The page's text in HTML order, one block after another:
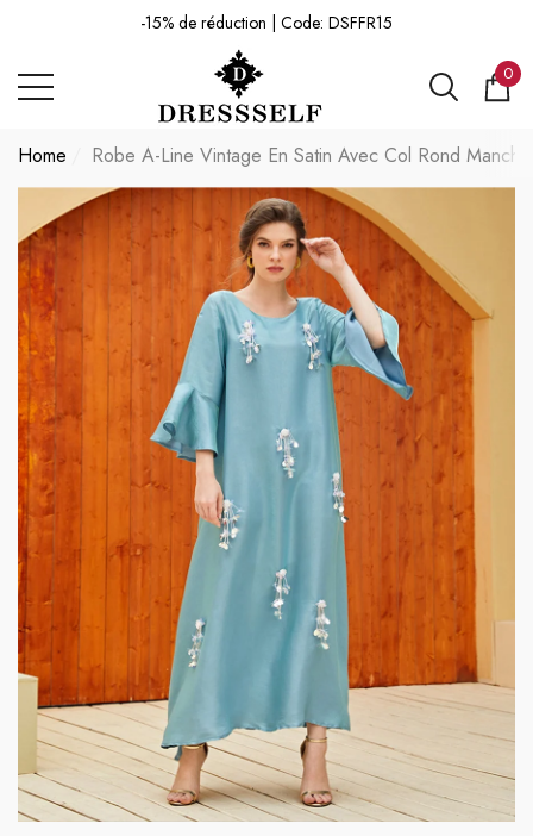
-15% de réduction | Code: DSFFR15
-15% de réduction | Code: DSFFR15
0
0
Home Robe A-Line Vintage En Satin Avec Col Rond
Dressself
Robe De Soirée Brodée En Satin
Vert Sirène
Prix habituel
159€
Caftan Marocain
Haut(Pantalon Non
Prix habituel
129€